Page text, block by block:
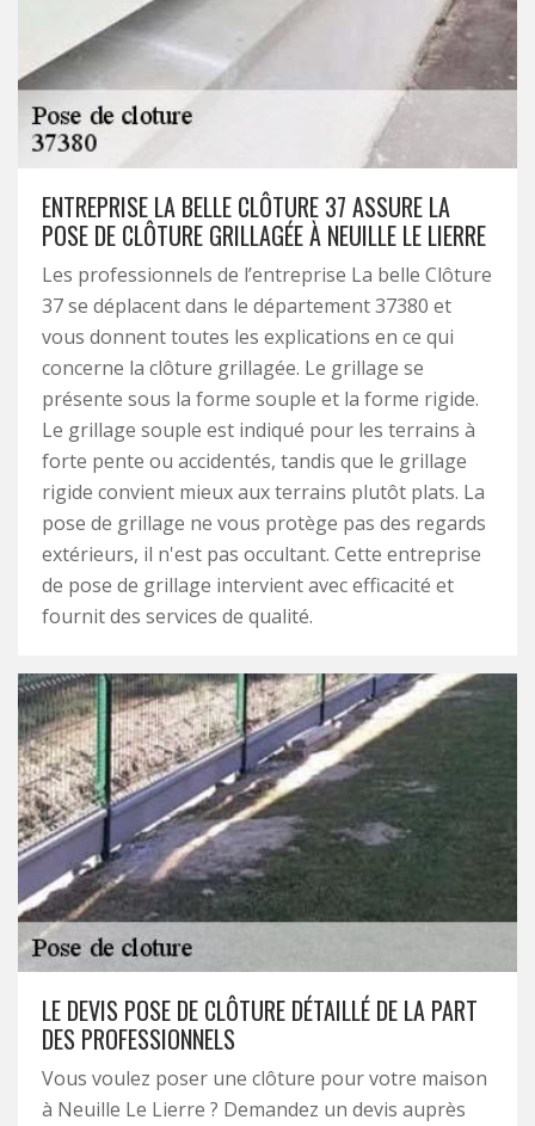
ENTREPRISE LA BELLE CLÔTURE 37 ASSURE LA
POSE DE CLÔTURE GRILLAGÉE À NEUILLE LE LIERRE
Les professionnels de l’entreprise La belle Clôture
37 se déplacent dans le département 37380 et
vous donnent toutes les explications en ce qui
concerne la clôture grillagée. Le grillage se
présente sous la forme souple et la forme rigide.
Le grillage souple est indiqué pour les terrains à
forte pente ou accidentés, tandis que le grillage
rigide convient mieux aux terrains plutôt plats. La
pose de grillage ne vous protège pas des regards
extérieurs, il n'est pas occultant. Cette entreprise
de pose de grillage intervient avec efficacité et
fournit des services de qualité.
LE DEVIS POSE DE CLÔTURE DÉTAILLÉ DE LA PART
DES PROFESSIONNELS
Vous voulez poser une clôture pour votre maison
à Neuille Le Lierre ? Demandez un devis auprès